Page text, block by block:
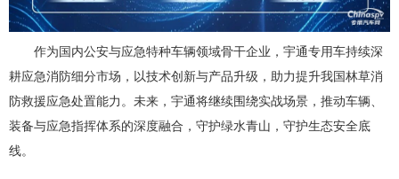
作为国内公安与应急特种车辆领域骨干企业，宇通专用车持续深
耕应急消防细分市场，以技术创新与产品升级，助力提升我国林草消
防救援应急处置能力。未来，宇通将继续围绕实战场景，推动车辆、
装备与应急指挥体系的深度融合，守护绿水青山，守护生态安全底
线。